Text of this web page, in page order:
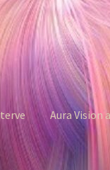
Aura Vision